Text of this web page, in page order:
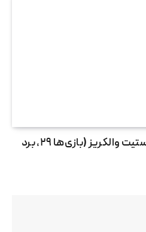
پیش‌بینی و تحلیل گلدن استیت والکریز (بازی‌ها ۲۹، برد